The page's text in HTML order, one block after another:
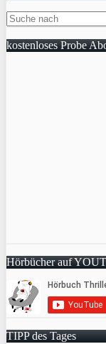
kostenloses Probe
Hörbücher auf
TIPP des Tages